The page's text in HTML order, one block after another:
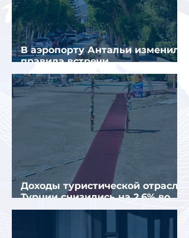
В аэропорту Антальи изменили
правила встречи
организованных туристов
Доходы туристической отрасли
Турции снизились на 2,6% во
втором квартале 2026 года